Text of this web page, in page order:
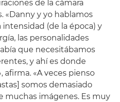
de la cámara
«Danny y yo hablamos
(de la época) y
las personalidades
que necesitábamos
y ahí es donde
afirma. «A veces pienso
somos demasiado
muchas imágenes. Es muy